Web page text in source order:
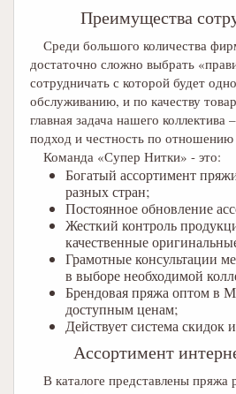
Преимущества
Среди большого количества
достаточно сложно выбрать
сотрудничать с которой будет
обслуживанию, и по качеству
главная задача нашего
подход и честность по отношению
Команда «Супер Нитки» - это:
Богатый ассортимент
разных стран;
Постоянное обновление
Жесткий контроль
качественные
Грамотные консультации
в выборе необходимой
Брендовая пряжа оптом в
доступным ценам;
Действует система скидок
Ассортимент
В каталоге представлены пряжа